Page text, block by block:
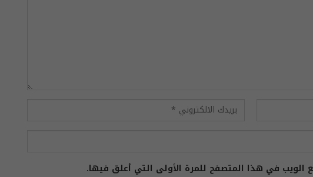
الويب في هذا المتصفح للمرة الأولى التي أعلق فيها.